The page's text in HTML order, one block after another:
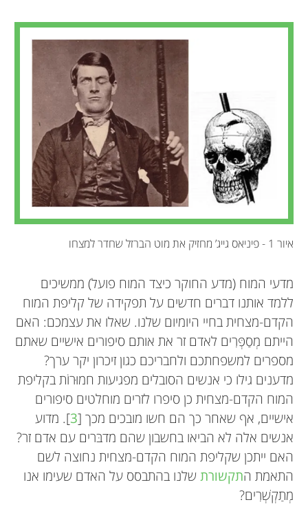
איור 1 - פיניאס גייג’ מחזיק את מוט הברזל שחדר למצחו
מדעי המוח (מדע החוקר כיצד המוח פועל) ממשיכים
ללמד אותנו דברים חדשים על תפקידה של קליפת המוח
הקדם-מצחית בחיי היומיום שלנו. שאלו את עצמכם: האם
הייתם מְסַפְּרִים לאדם זר את אותם סיפורים אישיים שאתם
מספרים למשפחתכם ולחבריכם כגון זיכרון יקר ערך?
מדענים גילו כי אנשים הסובלים מפגיעות חמוּרוֹת בקליפת
המוח הקדם-מצחית כן סיפרו לזרים מוחלטים סיפורים
אישיים, אף שאחר כך הם חשו מובכים מכך [3]. מדוע
אנשים אלה לא הביאו בחשבון שהם מדבּרים עם אדם זר?
האם ייתכן שקליפת המוח הקדם-מצחית נחוצה לשם
התאמת התקשורתשלנו בהתבסס על האדם שעימו אנו
מְתַקְשְׁרִים?